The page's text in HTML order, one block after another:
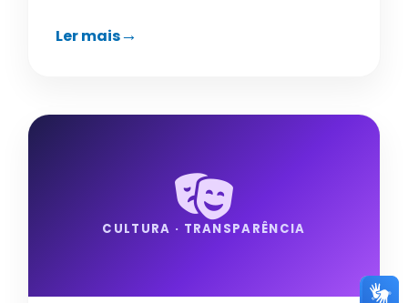
Ler mais
CULTURA · TRANSPARÊNCIA